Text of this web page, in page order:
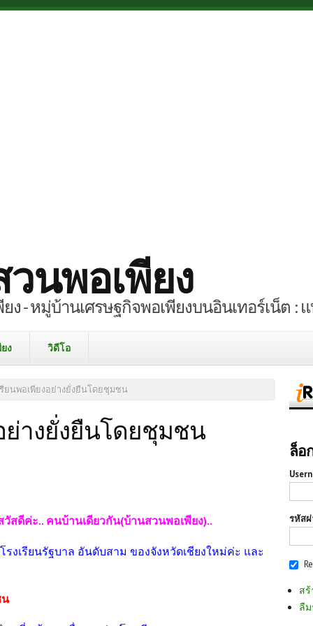
นพอเพียง
ง - หมู่บ้านเศรษฐกิจพอเพียงบนอินเทอร์เน็ต :
ง วิดีโอ
รียนพอเพียงอย่างยั่งยืนโดยชุมชน
ย่างยั่งยืนโดยชุมชน
วัสดีค่ะ.. คนบ้านเดียวกัน(บ้านสวนพอเพียง)..
รงเรียนรัฐบาล อันดับสาม ของจังหวัดเชียงใหม่ค่ะ และ
น
ล็อ
รหัส
ส
ลื